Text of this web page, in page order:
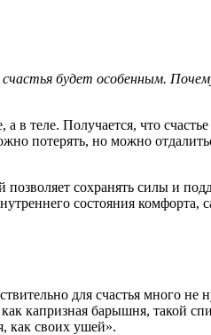
будет особенным.
теле. Получается, что
потерять, но можно
сохранять силы и
состояния комфорта,
для счастья много не
капризная барышня, такой
как своих ушей».